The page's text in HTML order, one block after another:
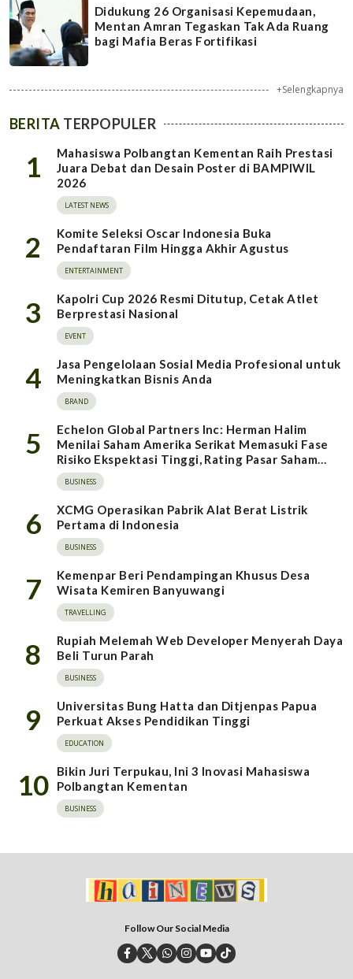
Didukung 26 Organisasi Kepemudaan,
Mentan Amran Tegaskan Tak Ada Ruang
bagi Mafia Beras Fortifikasi
+Selengkapnya
BERITA TERPOPULER
1
Mahasiswa Polbangtan Kementan Raih Prestasi
Juara Debat dan Desain Poster di BAMPIWIL
2026
LATEST NEWS
2
Komite Seleksi Oscar Indonesia Buka
Pendaftaran Film Hingga Akhir Agustus
ENTERTAINMENT
3
Kapolri Cup 2026 Resmi Ditutup, Cetak Atlet
Berprestasi Nasional
EVENT
4
Jasa Pengelolaan Sosial Media Profesional untuk
Meningkatkan Bisnis Anda
BRAND
5
Echelon Global Partners Inc: Herman Halim
Menilai Saham Amerika Serikat Memasuki Fase
Risiko Ekspektasi Tinggi, Rating Pasar Saham
Indonesia Direvisi Naik
BUSINESS
6
XCMG Operasikan Pabrik Alat Berat Listrik
Pertama di Indonesia
BUSINESS
7
Kemenpar Beri Pendampingan Khusus Desa
Wisata Kemiren Banyuwangi
TRAVELLING
8
Rupiah Melemah Web Developer Menyerah Daya
Beli Turun Parah
BUSINESS
9
Universitas Bung Hatta dan Ditjenpas Papua
Perkuat Akses Pendidikan Tinggi
EDUCATION
10
Bikin Juri Terpukau, Ini 3 Inovasi Mahasiswa
Polbangtan Kementan
BUSINESS
Follow Our Social Media